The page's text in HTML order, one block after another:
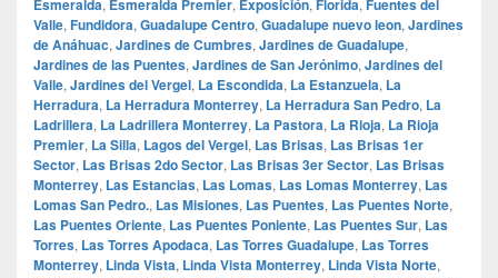
Esmeralda, Esmeralda Premier, Exposición, Florida, Fuentes del
Valle, Fundidora, Guadalupe Centro, Guadalupe nuevo leon, Jardines
de Anáhuac, Jardines de Cumbres, Jardines de Guadalupe,
Jardines de las Puentes, Jardines de San Jerónimo, Jardines del
Valle, Jardines del Vergel, La Escondida, La Estanzuela, La
Herradura, La Herradura Monterrey, La Herradura San Pedro, La
Ladrillera, La Ladrillera Monterrey, La Pastora, La Rioja, La Rioja
Premier, La Silla, Lagos del Vergel, Las Brisas, Las Brisas 1er
Sector, Las Brisas 2do Sector, Las Brisas 3er Sector, Las Brisas
Monterrey, Las Estancias, Las Lomas, Las Lomas Monterrey, Las
Lomas San Pedro., Las Misiones, Las Puentes, Las Puentes Norte,
Las Puentes Oriente, Las Puentes Poniente, Las Puentes Sur, Las
Torres, Las Torres Apodaca, Las Torres Guadalupe, Las Torres
Monterrey, Linda Vista, Linda Vista Monterrey, Linda Vista Norte,